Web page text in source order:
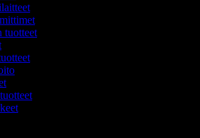
tuotteet